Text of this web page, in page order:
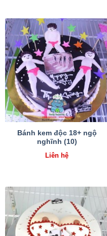
Bánh kem độc 18+ ngộ
nghĩnh (10)
Liên hệ